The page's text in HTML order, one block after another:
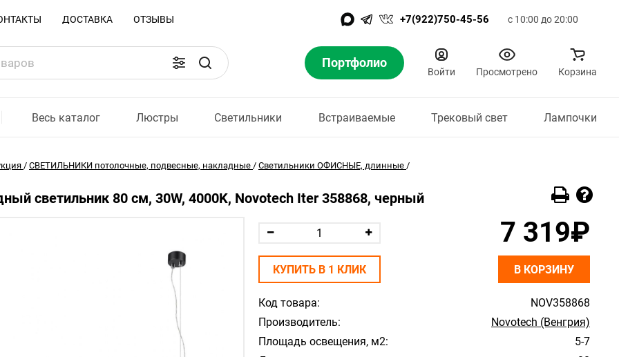
ДОСТАВКА ОТЗЫВЫ +7(922)750-45-56 с 10:00 до 20:00
Портфолио
Войти Просмотрено Корзина
Весь каталог Люстры Светильники Встраиваемые Трековый свет Лампочки
/ СВЕТИЛЬНИКИ потолочные, подвесные, накладные / Светильники ОФИСНЫЕ, длинные /
светильник 80 см, 30W, 4000K, Novotech Iter 358868, черный
Код товара:
NOV358868
Производитель:
Novotech (Венгрия)
Площадь освещения, м2:
5-7
7 319₽
КУПИТЬ В 1 КЛИК В КОРЗИНУ